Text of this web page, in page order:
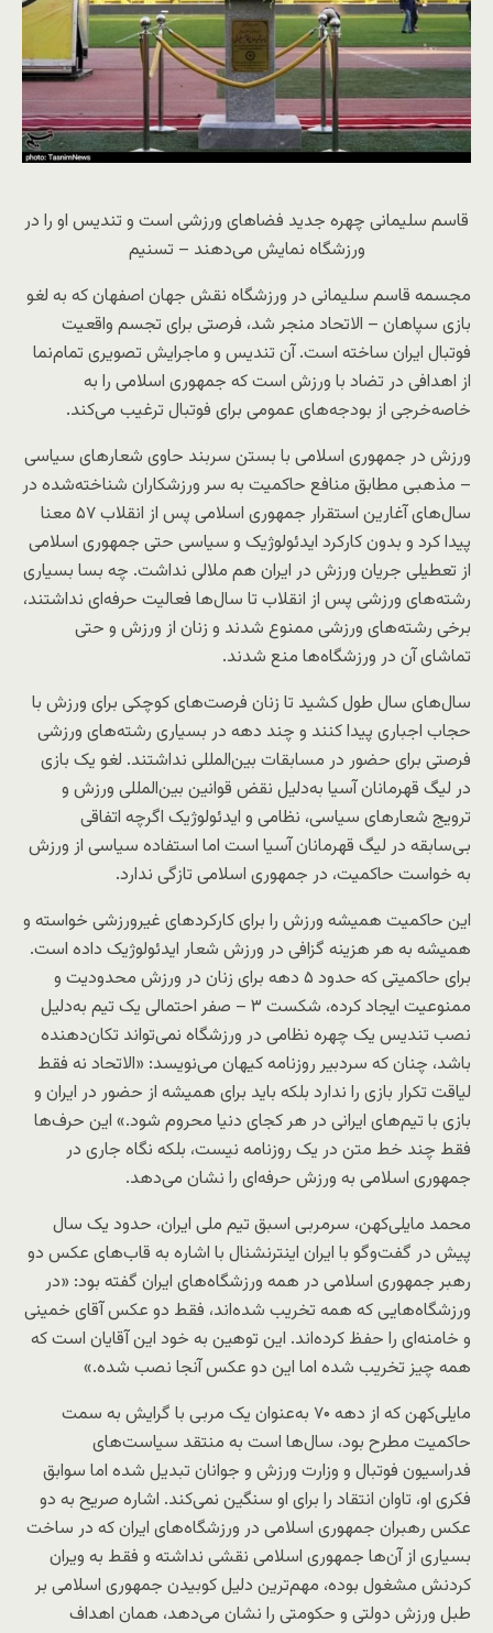
قاسم سلیمانی چهره جدید فضاهای ورزشی است و تندیس او را در
ورزشگاه نمایش می‌دهند – تسنیم
مجسمه قاسم سلیمانی در ورزشگاه نقش جهان اصفهان که به لغو
بازی سپاهان – الاتحاد منجر شد، فرصتی برای تجسم واقعیت
فوتبال ایران ساخته است. آن تندیس و ماجرایش تصویری تمام‌نما
از اهدافی در تضاد با ورزش است که جمهوری اسلامی را به
خاصه‌خرجی از بودجه‌های عمومی برای فوتبال ترغیب می‌کند.
ورزش در جمهوری اسلامی با بستن سربند حاوی شعارهای سیاسی
– مذهبی مطابق منافع حاکمیت به سر ورزشکاران شناخته‌شده در
سال‌های آغارین استقرار جمهوری اسلامی پس از انقلاب ۵۷ معنا
پیدا کرد و بدون کارکرد ایدئولوژیک و سیاسی حتی جمهوری اسلامی
از تعطیلی جریان ورزش در ایران هم ملالی نداشت. چه بسا بسیاری
رشته‌های ورزشی پس از انقلاب تا سال‌ها فعالیت حرفه‌ای نداشتند،
برخی رشته‌های ورزشی ممنوع شدند و زنان از ورزش و حتی
تماشای آن در ورزشگاه‌ها منع شدند.
سال‌های سال طول کشید تا زنان فرصت‌های کوچکی برای ورزش با
حجاب اجباری پیدا کنند و چند دهه در بسیاری رشته‌های ورزشی
فرصتی برای حضور در مسابقات بین‌المللی نداشتند. لغو یک بازی
در لیگ قهرمانان آسیا به‌دلیل نقض قوانین بین‌المللی ورزش و
ترویج شعارهای سیاسی، نظامی و ایدئولوژیک اگرچه اتفاقی
بی‌سابقه در لیگ قهرمانان آسیا است اما استفاده سیاسی از ورزش
به خواست حاکمیت، در جمهوری اسلامی تازگی ندارد.
این حاکمیت همیشه ورزش را برای کارکردهای غیرورزشی خواسته و
همیشه به هر هزینه گزافی در ورزش شعار ایدئولوژیک داده است.
برای حاکمیتی که حدود ۵ دهه برای زنان در ورزش محدودیت و
ممنوعیت ایجاد کرده، شکست ۳ – صفر احتمالی یک تیم به‌دلیل
نصب تندیس یک چهره نظامی در ورزشگاه نمی‌تواند تکان‌دهنده
باشد، چنان که سردبیر روزنامه کیهان می‌نویسد: «الاتحاد نه فقط
لیاقت تکرار بازی را ندارد بلکه باید برای همیشه از حضور در ایران و
بازی با تیم‌های ایرانی در هر کجای دنیا محروم شود.» این‌ حرف‌ها
فقط چند خط متن در یک روزنامه نیست، بلکه نگاه جاری در
جمهوری اسلامی به ورزش حرفه‌ای را نشان می‌دهد.
محمد مایلی‌کهن، سرمربی اسبق تیم ملی ایران، حدود یک سال
پیش در گفت‌و‌گو با ایران اینترنشنال با اشاره به قاب‌های عکس‌ دو
رهبر جمهوری اسلامی در همه ورزشگاه‌های ایران گفته بود: «در
ورزشگاه‌هایی که همه تخریب شده‌اند، فقط دو عکس آقای خمینی
و خامنه‌ای را حفظ کرده‌اند. این توهین به خود این آقایان است که
همه چیز تخریب شده اما این دو عکس آنجا نصب شده.»
مایلی‌کهن که از دهه ۷۰ به‌عنوان یک مربی با گرایش به سمت
حاکمیت مطرح بود، سال‌ها است به منتقد سیاست‌های
فدراسیون فوتبال و وزارت ورزش و جوانان تبدیل شده اما سوابق
فکری او، تاوان انتقاد را برای او سنگین نمی‌کند. اشاره صریح به دو
عکس رهبران جمهوری اسلامی در ورزشگاه‌های ایران که در ساخت
بسیاری از آن‌ها جمهوری اسلامی نقشی نداشته و فقط به ویران
کردنش مشغول بوده، مهم‌ترین دلیل کوبیدن جمهوری اسلامی بر
طبل ورزش دولتی و حکومتی را نشان می‌دهد، همان اهداف